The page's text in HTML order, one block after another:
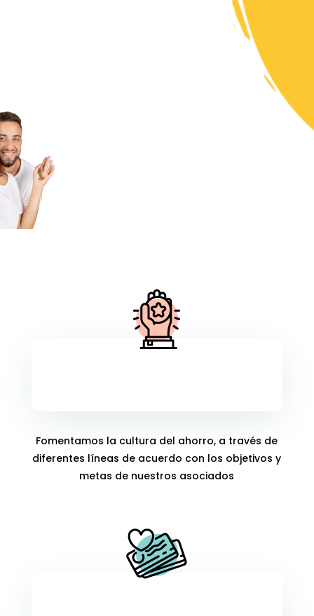
Fomentamos la cultura del ahorro, a través de
diferentes líneas de acuerdo con los objetivos y
metas de nuestros asociados